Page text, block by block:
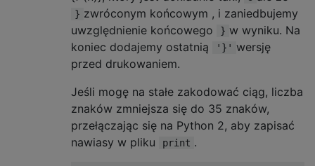
} zwróconym końcowym , i zaniedbujemy
uwzględnienie końcowego
} w wyniku. Na
koniec dodajemy ostatnią
'}' wersję
przed drukowaniem.
Jeśli mogę na stałe zakodować ciąg, liczba
znaków zmniejsza się do 35 znaków,
przełączając się na Python 2, aby zapisać
nawiasy w pliku
print .